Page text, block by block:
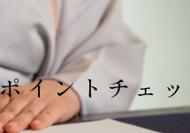
イントチェ